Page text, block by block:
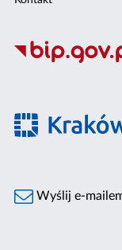
Wyślij e-